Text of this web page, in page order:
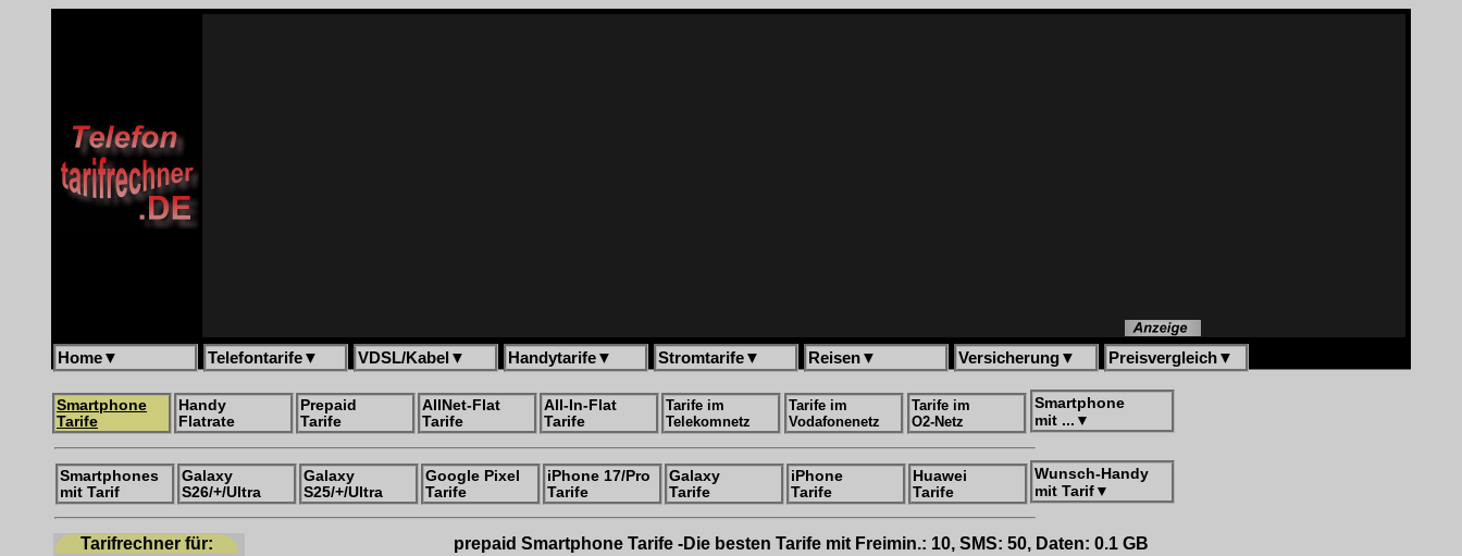
Home▼ Telefontarife▼ VDSL/Kabel ▼ Handytarife▼ Stromtarife▼ Reisen▼ Versicherung▼ Preisvergleich▼
Smartphone
Tarife
Handy
Flatrate
Prepaid
Tarife
AllNet-Flat
Tarife
All-In-Flat
Tarife
Tarife im
Telekomnetz
Tarife im
Vodafonenetz
Tarife im
O2-Netz
Smartphone
mit ... ▼
Smartphones
mit Tarif
Galaxy
S26/+/Ultra
Galaxy
S25/+/Ultra
Google Pixel
Tarife
iPhone 17/Pro
Tarife
Galaxy
Tarife
iPhone
Tarife
Huawei
Tarife
Wunsch-Handy
mit Tarif▼
Tarifrechner für:
prepaid Smartphone Tarife -Die besten Tarife mit Freimin.: 10, SMS: 50, Daten: 0.1 GB